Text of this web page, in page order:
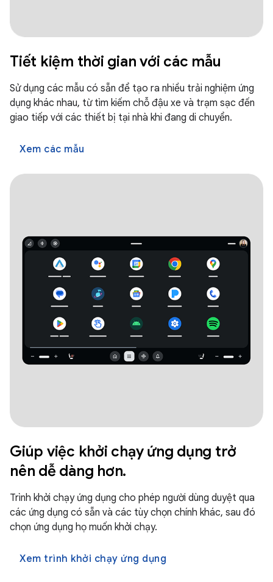
Tiết kiệm thời gian với các mẫu
Sử dụng các mẫu có sẵn để tạo ra nhiều trải nghiệm ứng
dụng khác nhau, từ tìm kiếm chỗ đậu xe và trạm sạc đến
giao tiếp với các thiết bị tại nhà khi đang di chuyển.
Xem các mẫu
Giúp việc khởi chạy ứng dụng trở
nên dễ dàng hơn.
Trình khởi chạy ứng dụng cho phép người dùng duyệt qua
các ứng dụng có sẵn và các tùy chọn chính khác, sau đó
chọn ứng dụng họ muốn khởi chạy.
Xem trình khởi chạy ứng dụng